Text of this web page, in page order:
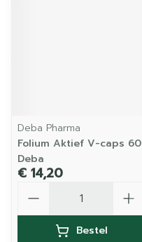
Deba Pharma
Folium Aktief V-caps 60
Deba
€ 14,20
Bestel